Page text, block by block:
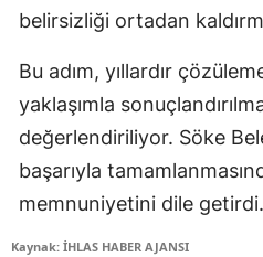
belirsizliği ortadan
Bu adım, yıllardır
yaklaşımla
değerlendiriliyor. Söke
başarıyla
memnuniyetini dile getirdi.
Kaynak: İHLAS HABER AJANSI